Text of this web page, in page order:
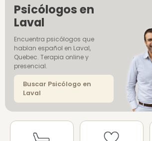
Psicólogos en
Laval
Encuentra psicólogos que
hablan español en Laval,
Quebec. Terapia online y
presencial.
Buscar Psicólogo en
Laval